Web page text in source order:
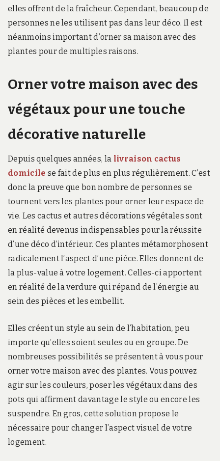
elles offrent de la fraîcheur. Cependant, beaucoup de
personnes ne les utilisent pas dans leur déco. Il est
néanmoins important d’orner sa maison avec des
plantes pour de multiples raisons.
Orner votre maison avec des
végétaux pour une touche
décorative naturelle
Depuis quelques années, la livraison cactus
domicile se fait de plus en plus régulièrement. C’est
donc la preuve que bon nombre de personnes se
tournent vers les plantes pour orner leur espace de
vie. Les cactus et autres décorations végétales sont
en réalité devenus indispensables pour la réussite
d’une déco d’intérieur. Ces plantes métamorphosent
radicalement l’aspect d’une pièce. Elles donnent de
la plus-value à votre logement. Celles-ci apportent
en réalité de la verdure qui répand de l’énergie au
sein des pièces et les embellit.
Elles créent un style au sein de l’habitation, peu
importe qu’elles soient seules ou en groupe. De
nombreuses possibilités se présentent à vous pour
orner votre maison avec des plantes. Vous pouvez
agir sur les couleurs, poser les végétaux dans des
pots qui affirment davantage le style ou encore les
suspendre. En gros, cette solution propose le
nécessaire pour changer l’aspect visuel de votre
logement.